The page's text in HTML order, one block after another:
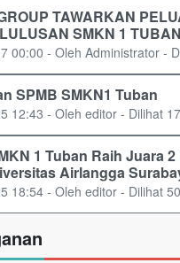
TAWARKAN
SMKN 1 TUBAN
00:00 - Oleh Administrator -
SPMB SMKN1 Tuban
12:43 - Oleh editor - Dilihat
1 Tuban Raih Juara
Airlangga
18:54 - Oleh editor - Dilihat